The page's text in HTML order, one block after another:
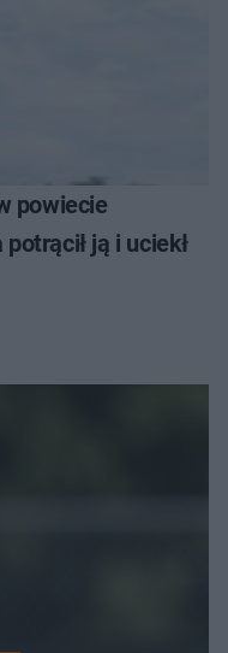
powiecie
ją i uciekł